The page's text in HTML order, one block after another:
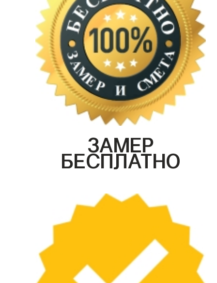
ЗАМЕР
БЕСПЛАТНО